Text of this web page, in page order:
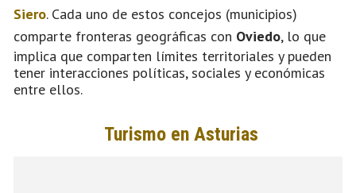
Siero. Cada uno de estos concejos (municipios)
comparte fronteras geográficas con Oviedo, lo que
implica que comparten límites territoriales y pueden
tener interacciones políticas, sociales y económicas
entre ellos.